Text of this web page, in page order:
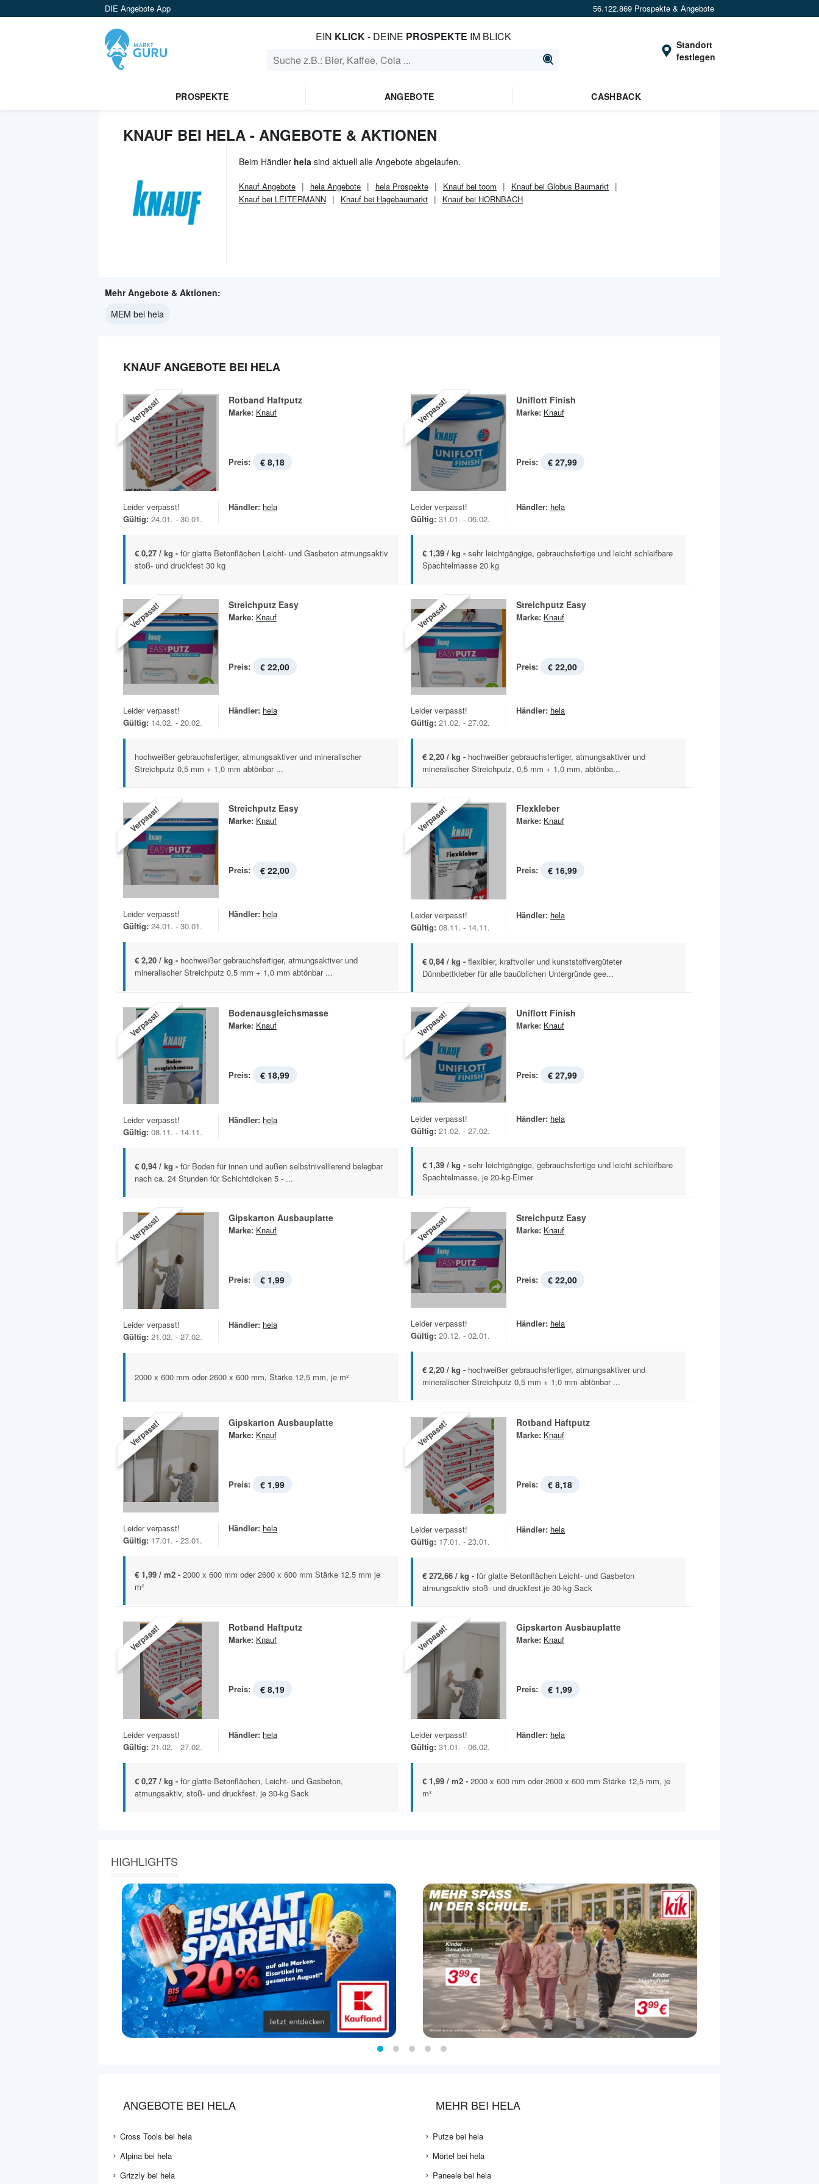
DIE Angebote App 56.122.869 Prospekte & Angebote
EIN KLICK- DEINE PROSPEKTE IM BLICK
Standort
festlegen
PROSPEKTE ANGEBOTE CASHBACK
KNAUF BEI HELA - ANGEBOTE & AKTIONEN
Beim Händler hela sind aktuell alle Angebote abgelaufen.
Knauf Angebote hela Angebote hela Prospekte Knauf bei toom
Knauf bei Globus Baumarkt
Knauf bei LEITERMANN
Knauf bei Hagebaumarkt Knauf bei HORNBACH
Mehr Angebote & Aktionen:
MEM bei hela
KNAUF ANGEBOTE BEI HELA
Verpasst! Rotband Haftputz
Marke: Knauf
Preis: € 8,18
Leider verpasst!
Gültig: 24.01. - 30.01.
Händler: hela
€ 0,27 / kg - für glatte Betonflächen Leicht- und Gasbeton atmungsaktiv
stoß- und druckfest 30 kg
Verpasst! Uniflott Finish
Marke: Knauf
Preis: € 27,99
Leider verpasst!
Gültig: 31.01. - 06.02.
Händler: hela
€ 1,39 / kg - sehr leichtgängige, gebrauchsfertige und leicht schleifbare
Spachtelmasse 20 kg
Verpasst! Streichputz Easy
Marke: Knauf
Preis: € 22,00
Leider verpasst!
Gültig: 14.02. - 20.02.
Händler: hela
hochweißer gebrauchsfertiger, atmungsaktiver und mineralischer
Streichputz 0,5 mm + 1,0 mm abtönbar ...
Verpasst! Streichputz Easy
Marke: Knauf
Preis: € 22,00
Leider verpasst!
Gültig: 21.02. - 27.02.
Händler: hela
€ 2,20 / kg - hochweißer gebrauchsfertiger, atmungsaktiver und
mineralischer Streichputz, 0,5 mm + 1,0 mm, abtönba...
Verpasst! Streichputz Easy
Marke: Knauf
Preis: € 22,00
Leider verpasst!
Gültig: 24.01. - 30.01.
Händler: hela
€ 2,20 / kg - hochweißer gebrauchsfertiger, atmungsaktiver und
mineralischer Streichputz 0,5 mm + 1,0 mm abtönbar ...
Verpasst! Flexkleber
Marke: Knauf
Preis: € 16,99
Leider verpasst!
Gültig: 08.11. - 14.11.
Händler: hela
€ 0,84 / kg - flexibler, kraftvoller und kunststoffvergüteter
Dünnbettkleber für alle bauüblichen Untergründe gee...
Verpasst! Bodenausgleichsmasse
Marke: Knauf
Preis: € 18,99
Leider verpasst!
Gültig: 08.11. - 14.11.
Händler: hela
€ 0,94 / kg - für Boden für innen und außen selbstnivellierend belegbar
nach ca. 24 Stunden für Schichtdicken 5 - ...
Verpasst! Uniflott Finish
Marke: Knauf
Preis: € 27,99
Leider verpasst!
Gültig: 21.02. - 27.02.
Händler: hela
€ 1,39 / kg - sehr leichtgängige, gebrauchsfertige und leicht schleifbare
Spachtelmasse, je 20-kg-Eimer
Verpasst! Gipskarton Ausbauplatte
Marke: Knauf
Preis: € 1,99
Leider verpasst!
Gültig: 21.02. - 27.02.
Händler: hela
2000 x 600 mm oder 2600 x 600 mm, Stärke 12,5 mm, je m²
Verpasst! Streichputz Easy
Marke: Knauf
Preis: € 22,00
Leider verpasst!
Gültig: 20.12. - 02.01.
Händler: hela
€ 2,20 / kg - hochweißer gebrauchsfertiger, atmungsaktiver und
mineralischer Streichputz 0,5 mm + 1,0 mm abtönbar ...
Verpasst! Gipskarton Ausbauplatte
Marke: Knauf
Preis: € 1,99
Leider verpasst!
Gültig: 17.01. - 23.01.
Händler: hela
€ 1,99 / m2 - 2000 x 600 mm oder 2600 x 600 mm Stärke 12,5 mm je
m²
Verpasst! Rotband Haftputz
Marke: Knauf
Preis: € 8,18
Leider verpasst!
Gültig: 17.01. - 23.01.
Händler: hela
€ 272,66 / kg - für glatte Betonflächen Leicht- und Gasbeton
atmungsaktiv stoß- und druckfest je 30-kg Sack
Verpasst! Rotband Haftputz
Marke: Knauf
Preis: € 8,19
Leider verpasst!
Gültig: 21.02. - 27.02.
Händler: hela
€ 0,27 / kg - für glatte Betonflächen, Leicht- und Gasbeton,
atmungsaktiv, stoß- und druckfest. je 30-kg Sack
Verpasst! Gipskarton Ausbauplatte
Marke: Knauf
Preis: € 1,99
Leider verpasst!
Gültig: 31.01. - 06.02.
Händler: hela
€ 1,99 / m2 - 2000 x 600 mm oder 2600 x 600 mm Stärke 12,5 mm, je
m²
HIGHLIGHTS
ANGEBOTE BEI HELA
Cross Tools bei hela
Alpina bei hela
Grizzly bei hela
MEHR BEI HELA
Putze bei hela
Mörtel bei hela
Paneele bei hela